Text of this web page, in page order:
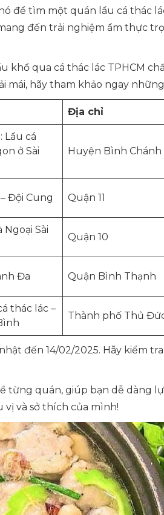
để tìm một quán lẩu cá thác
đến trải nghiệm ẩm thực
khổ qua cá thác lác TPHCM
mái, hãy tham khảo ngay
Địa chỉ
Lẩu cá
ở Sài
Huyện Bình Chánh
Đội Cung Quận 11
Ngoại Sài
Quận 10
Đa Quận Bình Thạnh
thác lác –
Thành phố Thủ
đến 14/02/2025. Hãy kiểm
từng quán, giúp bạn dễ dàng
vị và sở thích của mình!